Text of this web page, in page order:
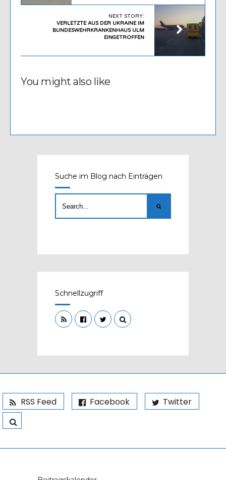
NEXT STORY:
VERLETZTE AUS DER UKRAINE IM
BUNDESWEHRKRANKENHAUS ULM
EINGETROFFEN
You might also like
Suche im Blog nach Einträgen
Schnellzugriff
RSS Feed Facebook Twitter